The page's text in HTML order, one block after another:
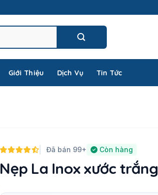
Giới Thiệu Dịch Vụ Tin Tức
Đã bán 99+ Còn hàng
Nẹp La Inox xước trắng